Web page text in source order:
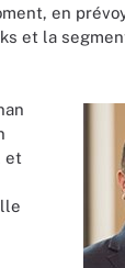
en
et la
et